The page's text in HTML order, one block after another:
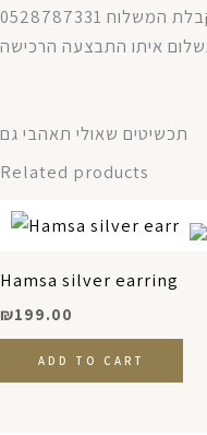
0528787331
תכשיטים שאולי תאהבי גם
Related products
Hamsa silver earring
₪199.00
ADD TO CART